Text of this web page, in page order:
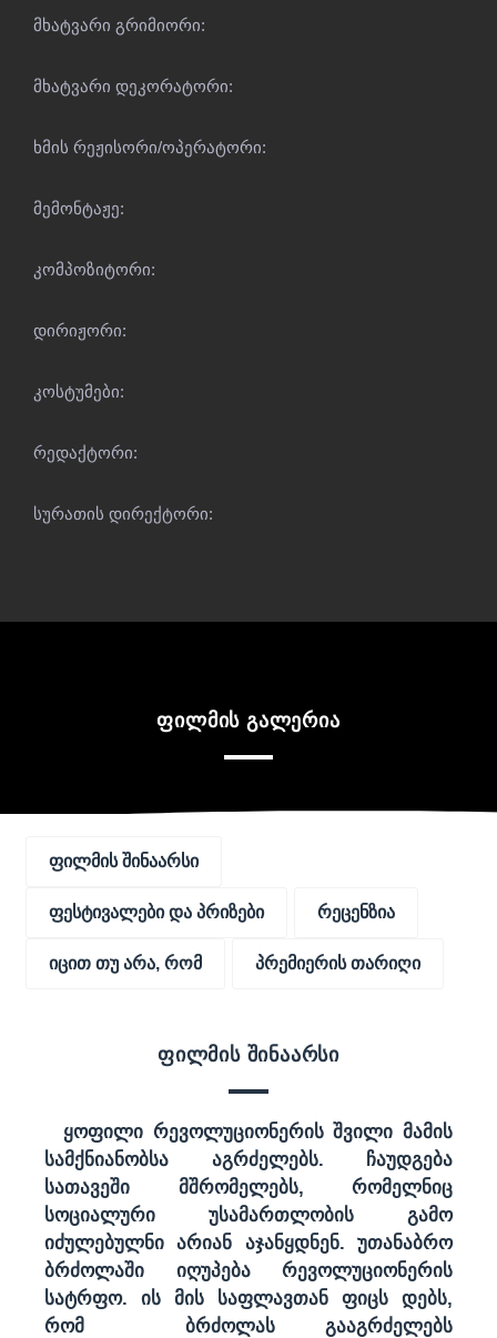
მხატვარი გრიმიორი:
მხატვარი დეკორატორი:
ხმის რეჟისორი/ოპერატორი:
მემონტაჟე:
კომპოზიტორი:
დირიჟორი:
კოსტუმები:
რედაქტორი:
სურათის დირექტორი:
ფილმის გალერია
ფილმის შინაარსი
ფესტივალები და პრიზები რეცენზია
იცით თუ არა, რომ პრემიერის თარიღი
ფილმის შინაარსი
ყოფილი რევოლუციონერის შვილი მამის
სამქნიანობსა აგრძელებს. ჩაუდგება
სათავეში მშრომელებს, რომელნიც
სოციალური უსამართლობის გამო
იძულებულნი არიან აჯანყდნენ. უთანაბრო
ბრძოლაში იღუპება რევოლუციონერის
სატრფო. ის მის საფლავთან ფიცს დებს,
რომ ბრძოლას გააგრძელებს